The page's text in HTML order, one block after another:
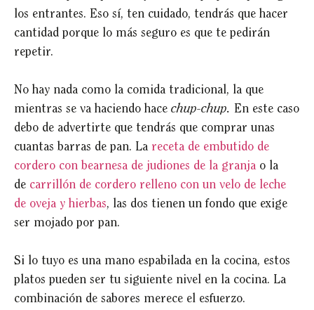
los entrantes. Eso sí, ten cuidado, tendrás que hacer
cantidad porque lo más seguro es que te pedirán
repetir.
No hay nada como la comida tradicional, la que
mientras se va haciendo hace chup-chup. En este caso
debo de advertirte que tendrás que comprar unas
cuantas barras de pan. La receta de embutido de
cordero con bearnesa de judiones de la granja o la
de carrillón de cordero relleno con un velo de leche
de oveja y hierbas, las dos tienen un fondo que exige
ser mojado por pan.
Si lo tuyo es una mano espabilada en la cocina, estos
platos pueden ser tu siguiente nivel en la cocina. La
combinación de sabores merece el esfuerzo.